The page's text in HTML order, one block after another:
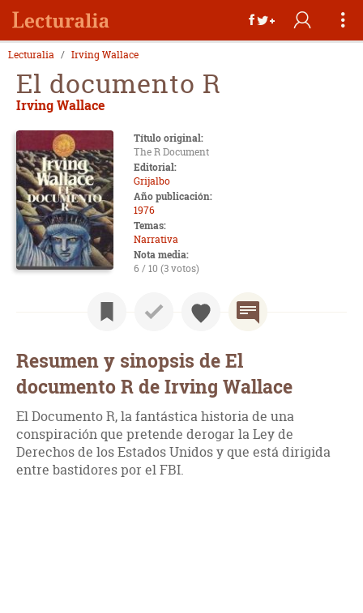
Lecturalia Irving Wallace
El documento R
Irving Wallace
Título original:
The R Document
Editorial:
Grijalbo
Año publicación:
1976
Temas:
Narrativa
Nota media:
6 / 10 (3 votos)
Resumen y sinopsis de El
documento R de Irving Wallace
El Documento R, la fantástica historia de una
conspiración que pretende derogar la Ley de
Derechos de los Estados Unidos y que está dirigida
entre bastidores por el FBI.